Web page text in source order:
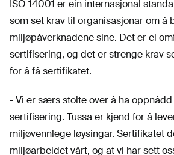
ISO 14001 er ein internasjonal
som set krav til organisasjonar om å
miljøpåverknadene sine. Det er ei
sertifisering, og det er strenge krav
for å få sertifikatet.
- Vi er særs stolte over å ha oppnådd
sertifisering. Tussa er kjend for å
miljøvennlege løysingar. Sertifikatet
miljøarbeidet vårt, og at vi har sett